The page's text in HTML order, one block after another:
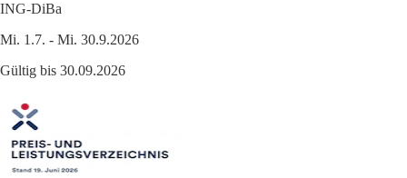
ING-DiBa
Mi. 1.7. - Mi. 30.9.2026
Gültig bis 30.09.2026